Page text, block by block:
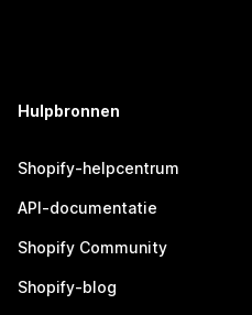
Hulpbronnen
Shopify-helpcentrum
API-documentatie
Shopify Community
Shopify-blog